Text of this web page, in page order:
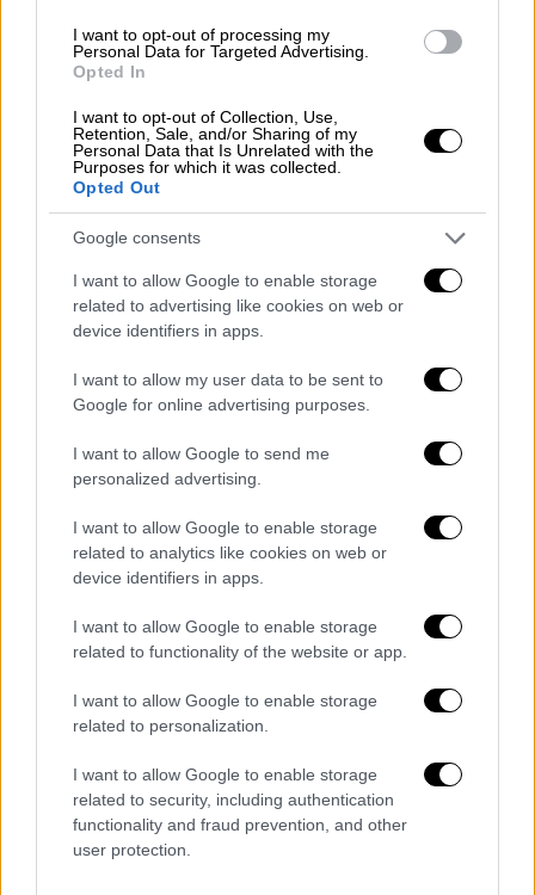
I want to opt-out of processing my
Personal Data for Targeted Advertising.
Opted In
I want to opt-out of Collection, Use,
Retention, Sale, and/or Sharing of my
Personal Data that Is Unrelated with the
Purposes for which it was collected.
Opted Out
Google consents
I want to allow Google to enable storage
related to advertising like cookies on web or
device identifiers in apps.
I want to allow my user data to be sent to
Google for online advertising purposes.
I want to allow Google to send me
personalized advertising.
I want to allow Google to enable storage
related to analytics like cookies on web or
device identifiers in apps.
I want to allow Google to enable storage
related to functionality of the website or app.
I want to allow Google to enable storage
related to personalization.
I want to allow Google to enable storage
related to security, including authentication
functionality and fraud prevention, and other
user protection.
Κοζάνη: Νέο περιστατικό
αστυνομικής αδιαφορίας – Ζήτησε
να καταθέσει μήνυση και την
έστειλαν στο… λογιστήριο
Αστυνομίας, στην περιφέρεια κάθε
Διεύθυνσης Αστυνομίας σε όλη την
περισσότεροι ειδικά διαμορφωμένοι χώροι
που λειτουργούν ως«safe houses»
βραχυπρόθεσμη ασφαλή φιλοξενία γυναικών-
θυμάτων ενδοοικογενειακής βίας
ανήλικα παιδιά τους, που χρειάζονται
προστασία.
διαγράφονται